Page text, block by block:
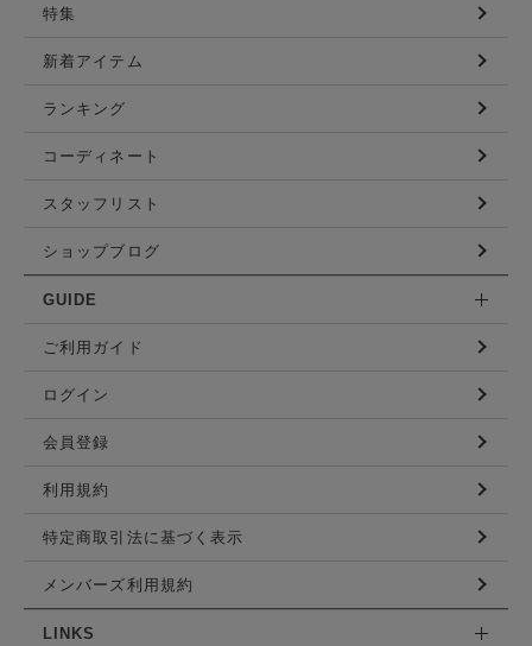
特集
新着アイテム
ランキング
コーディネート
スタッフリスト
ショップブログ
GUIDE
ご利用ガイド
ログイン
会員登録
利用規約
特定商取引法に基づく表示
メンバーズ利用規約
LINKS